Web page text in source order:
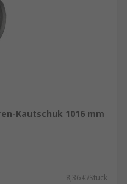
Kautschuk 1016 mm
8,36 €/Stück